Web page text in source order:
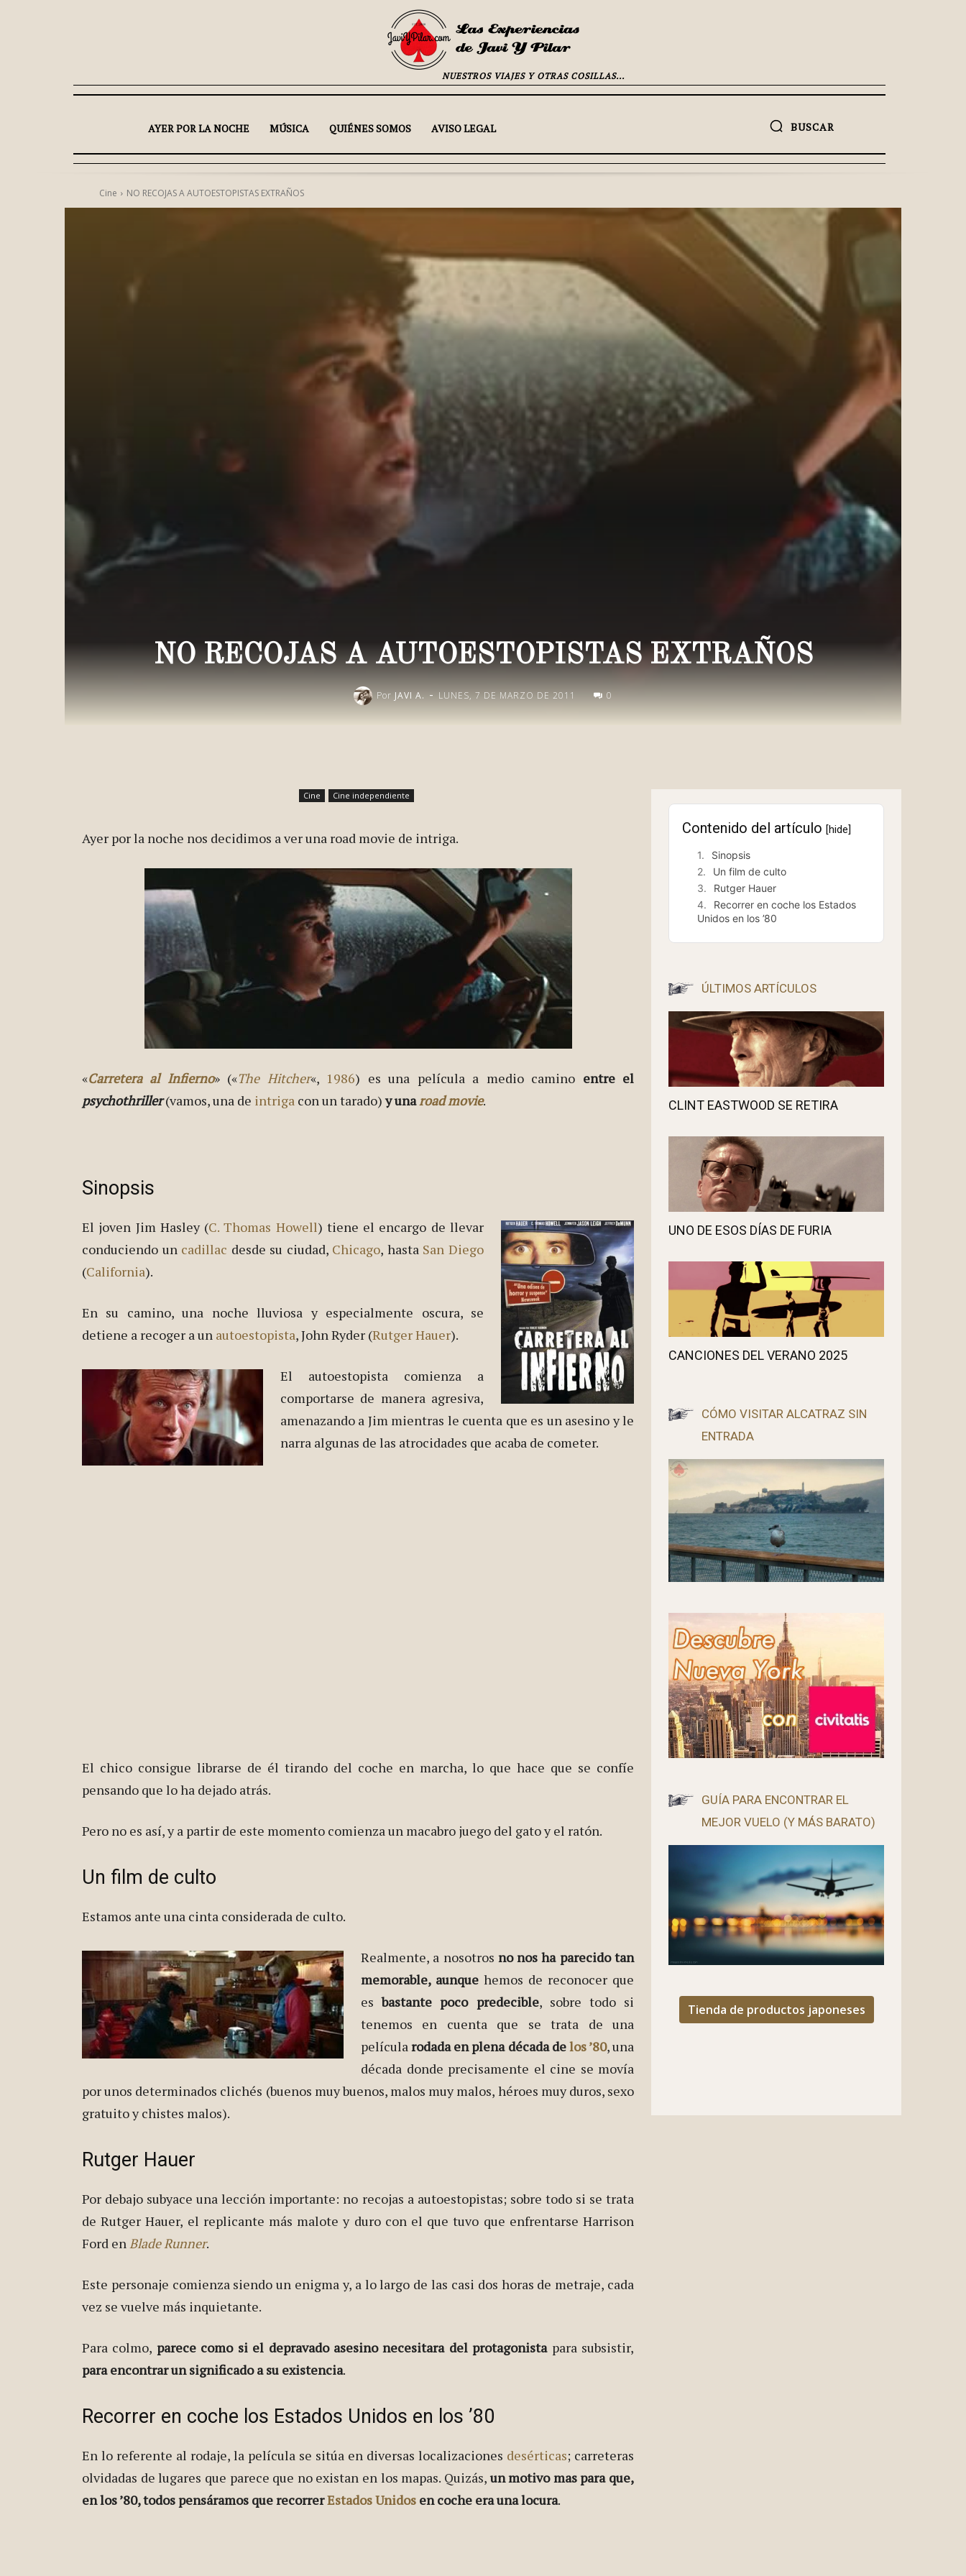
NUESTROS VIAJES Y OTRAS COSILLAS...
AYER POR LA NOCHE MÚSICA QUIÉNES SOMOS AVISO LEGAL BUSCAR
Cine NO RECOJAS A AUTOESTOPISTAS EXTRAÑOS
NO RECOJAS A AUTOESTOPISTAS EXTRAÑOS
Por JAVI A. - LUNES, 7 DE MARZO DE 2011 0
Cine Cine independiente
Ayer por la noche nos decidimos a ver una road movie de intriga.
«Carretera al Infierno» («The Hitcher«, 1986) es una película a medio camino entre el
psychothriller(vamos, una de intriga con un tarado)y unaroad movie.
Sinopsis
El joven Jim Hasley (C. Thomas Howell) tiene el encargo de llevar
conduciendo un cadillac desde su ciudad, Chicago, hasta San Diego
(California).
En su camino, una noche lluviosa y especialmente oscura, se
detiene a recoger a un autoestopista, John Ryder (Rutger Hauer).
El autoestopista comienza a
comportarse de manera agresiva,
amenazando a Jim mientras le cuenta que es un asesino y le
narra algunas de las atrocidades que acaba de cometer.
El chico consigue librarse de él tirando del coche en marcha, lo que hace que se confíe
pensando que lo ha dejado atrás.
Pero no es así, y a partir de este momento comienza un macabro juego del gato y el ratón.
Un film de culto
Estamos ante una cinta considerada de culto.
Realmente, a nosotros no nos ha parecido tan
memorable, aunque hemos de reconocer que
esbastante poco predecible, sobre todo si
tenemos en cuenta que se trata de una
películarodada en plena década delos ’80, una
década donde precisamente el cine se movía
por unos determinados clichés (buenos muy buenos, malos muy malos, héroes muy duros, sexo
gratuito y chistes malos).
Rutger Hauer
Por debajo subyace una lección importante: no recojas a autoestopistas; sobre todo si se trata
de Rutger Hauer, el replicante más malote y duro con el que tuvo que enfrentarse Harrison
Ford enBlade Runner.
Este personaje comienza siendo un enigma y, a lo largo de las casi dos horas de metraje, cada
vez se vuelve más inquietante.
Para colmo, parece como si el depravado asesino necesitara del protagonista para subsistir,
para encontrar un significado a su existencia.
Recorrer en coche los Estados Unidos en los ’80
En lo referente al rodaje, la película se sitúa en diversas localizaciones desérticas; carreteras
olvidadas de lugares que parece que no existan en los mapas. Quizás,un motivo mas para que,
en los ’80, todos pensáramos que recorrerEstados Unidos en coche era una locura.
Contenido del artículo [hide]
Sinopsis
Un film de culto
Rutger Hauer
Recorrer en coche los Estados
Unidos en los ’80
ÚLTIMOS ARTÍCULOS
CLINT EASTWOOD SE RETIRA
UNO DE ESOS DÍAS DE FURIA
CANCIONES DEL VERANO 2025
CÓMO VISITAR ALCATRAZ SIN
ENTRADA
GUÍA PARA ENCONTRAR EL
MEJOR VUELO (Y MÁS BARATO)
Tienda de productos japoneses